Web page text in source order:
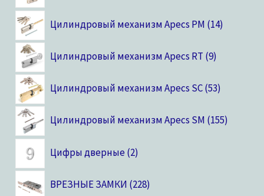
Цилиндровый механизм Apecs PM 14
Цилиндровый механизм Apecs RT 9
Цилиндровый механизм Apecs SC 53
Цилиндровый механизм Apecs SM 155
Цифры дверные 2
ВРЕЗНЫЕ ЗАМКИ 228